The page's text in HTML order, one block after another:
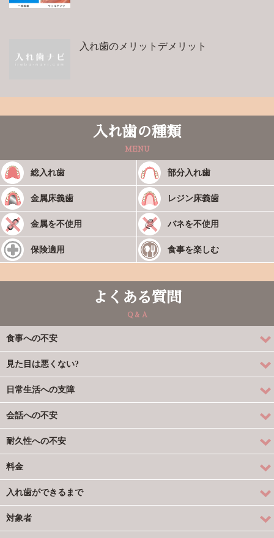
入れ歯のメリットデメリット
入れ歯の種類
MENU
総入れ歯 部分入れ歯
金属床義歯 レジン床義歯
金属を不使用 バネを不使用
保険適用 食事を楽しむ
よくある質問
Q & A
食事への不安
見た目は悪くない?
日常生活への支障
会話への不安
耐久性への不安
料金
入れ歯ができるまで
対象者